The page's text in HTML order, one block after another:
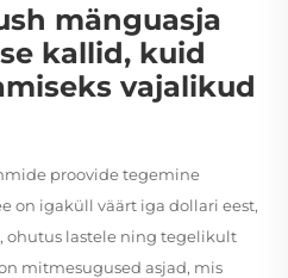
mänguasja
kallid, kuid
vajalikud
proovide tegemine
on igaküll väärt iga dollari eest,
ohutus lastele ning tegelikult
mitmesugused asjad, mis